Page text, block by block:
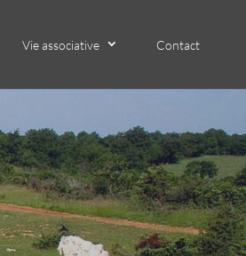
Vie associative Contact